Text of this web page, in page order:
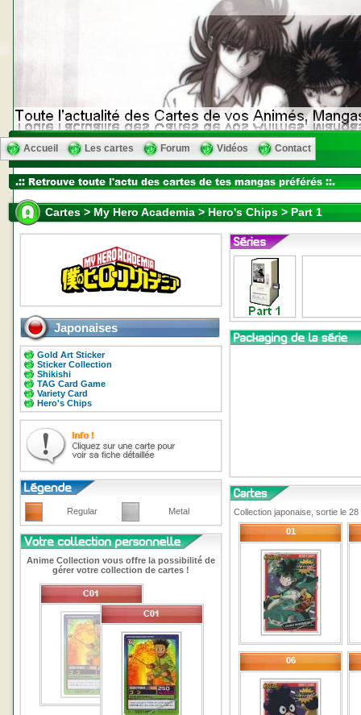
Accueil Les cartes Forum Vidéos Contact
Cartes > My Hero Academia > Hero's Chips > Part 1
Japonaises
Gold Art Sticker
Sticker Collection
Shikishi
TAG Card Game
Variety Card
Hero's Chips
Regular Metal
Anime Collection vous offre la possibilité de
gérer votre collection de cartes !
Collection japonaise, sortie le
01
06